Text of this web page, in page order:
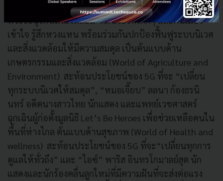
การศึกษาให้เท่าเทียม”, อเล็กซ์ เรนเดลล์ นักแสดงหนุ่ม
หัวใจอนุรักษ์สิ่งแวดล้อม ที่ฝันจะให้เด็กๆ และคนเมือง
เข้าใจ รู้สึกหวงแหน พร้อมร่วมกันปกป้องฟื้นฟูระบบนิเวศ
และสิ่งแวดล้อมให้มีความสมดุล เป็นต้นแบบด้าน
เกษตรกรรมและสิ่งแวดล้อม (World of Agriculture and
Environment) สะท้อนประโยชน์ของ 5G ที่จะ “เปลี่ยน
ทุกระบบนิเวศให้สมดุล”, “หมอเจี๊ยบ” ลลนา ก้องธรนิ
นทร์ อดีตนางสาวไทย นักแสดง และแพทย์เวชศาสตร์
ฉุกเฉินผู้ก่อตั้งมูลนิธิ Let’s Be Heroes เพื่อช่วยเหลือคนใน
พื้นที่ห่างไกล ต้นแบบด้านสุขภาพ (World of Health and
wellness) สะท้อนประโยชน์ของ 5G ที่จะ“เปลี่ยนทุกการ
ดูแลให้ทั่วถึง” และ “ไอซ์” พาริส อินทรโกมาลย์สุต นัก
แสดงและนักร้องคลื่นลูกใหม่ที่มีความฝันที่จะส่งต่อแรง